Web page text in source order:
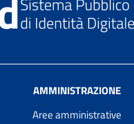
AMMINISTRAZIONE
Aree amministrative